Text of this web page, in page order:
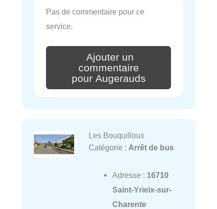
Pas de commentaire pour ce
service.
Ajouter un
commentaire
pour Augerauds
Les Bouquilloux
Catégorie : Arrêt de bus
Adresse : 16710
Saint-Yrieix-sur-
Charente